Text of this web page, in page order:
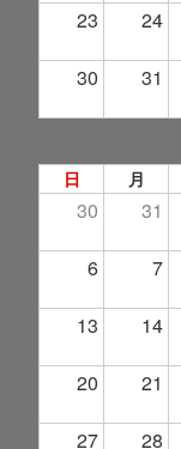
23 24
30 31
日 月
30 31
6 7
13 14
20 21
27 28